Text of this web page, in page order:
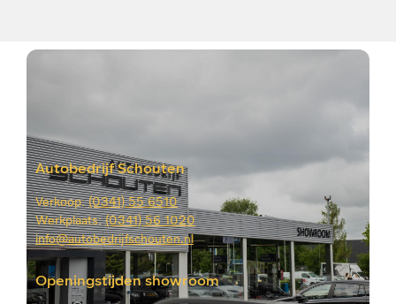
Autobedrijf Schouten
Verkoop:(0341) 55 6510
Werkplaats: (0341) 56 1020
info@autobedrijfschouten.nl
Openingstijden showroom